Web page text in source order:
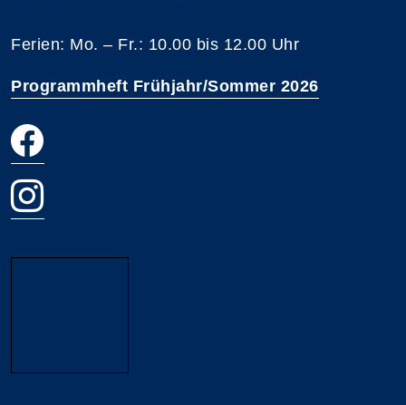
Ferien: Mo. – Fr.: 10.00 bis 12.00 Uhr
Programmheft Frühjahr/Sommer 2026